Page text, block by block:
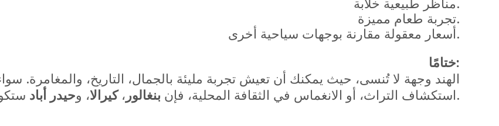
تجربة طعام مميزة.
أسعار معقولة مقارنة بوجهات سياحية أخرى.
ختامًا:
الهند وجهة لا تُنسى، حيث يمكنك أن تعيش تجربة مليئة بالجمال، التاريخ، والمغامرة.
استكشاف التراث، أو الانغماس في الثقافة المحلية، فإن بنغالور ،كيرالا، وحيدر أباد ستكون وجهتك المثالية.